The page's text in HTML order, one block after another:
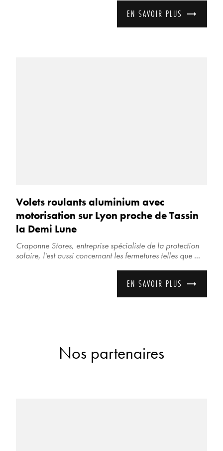
EN SAVOIR PLUS
Volets roulants aluminium avec
motorisation sur Lyon proche de Tassin
la Demi Lune
Craponne Stores, entreprise spécialiste de la protection
solaire, l'est aussi concernant les fermetures telles que ...
EN SAVOIR PLUS
Nos partenaires